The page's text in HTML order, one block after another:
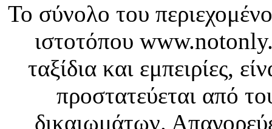
Το σύνολο του
ιστοτόπου
ταξίδια και εμπειρίες,
προστατεύεται από
δικαιωμάτων.